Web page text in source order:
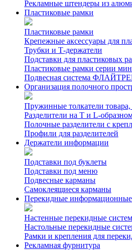
Рекламные штендеры из
Пластиковые рамки
Пластиковые рамки
Крепежные аксессуары для
Трубки и Т-держатели
Подставки для пластиковых
Пластиковые рамки серии
Подвесная система
Организация полочного
Пружинные толкатели товара,
Разделители на Т и L-
Полочные разделители с
Профили для разделителей
Держатели информации
Подставки под буклеты
Подставки под меню
Подвесные карманы
Самоклеящиеся карманы
Перекидные
Настенные перекидные
Настольные перекидные
Рамки и крепления для
Рекламная фурнитура